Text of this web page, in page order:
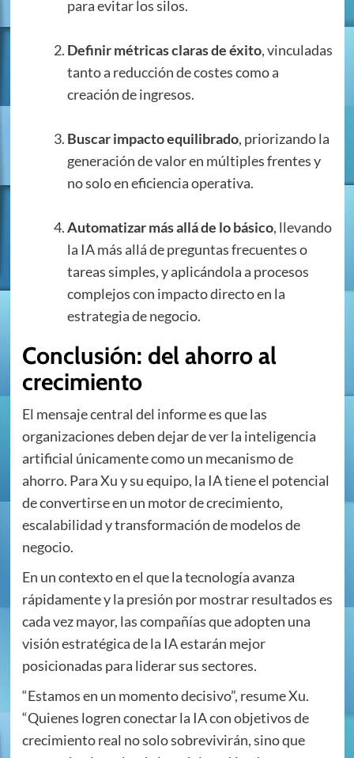
para evitar los silos.
Definir métricas claras de éxito, vinculadas
tanto a reducción de costes como a
creación de ingresos.
Buscar impacto equilibrado, priorizando la
generación de valor en múltiples frentes y
no solo en eficiencia operativa.
Automatizar más allá de lo básico, llevando
la IA más allá de preguntas frecuentes o
tareas simples, y aplicándola a procesos
complejos con impacto directo en la
estrategia de negocio.
Conclusión: del ahorro al
crecimiento
El mensaje central del informe es que las
organizaciones deben dejar de ver la inteligencia
artificial únicamente como un mecanismo de
ahorro. Para Xu y su equipo, la IA tiene el potencial
de convertirse en un motor de crecimiento,
escalabilidad y transformación de modelos de
negocio.
En un contexto en el que la tecnología avanza
rápidamente y la presión por mostrar resultados es
cada vez mayor, las compañías que adopten una
visión estratégica de la IA estarán mejor
posicionadas para liderar sus sectores.
“Estamos en un momento decisivo”, resume Xu.
“Quienes logren conectar la IA con objetivos de
crecimiento real no solo sobrevivirán, sino que